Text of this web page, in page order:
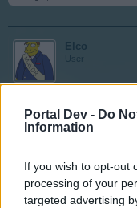
Portal Dev - Do
Information
If you wish to opt-out
processing of your
targeted advertising
Elco
User
Lumber Mill =
= Sawmill
Aug 5, 2017